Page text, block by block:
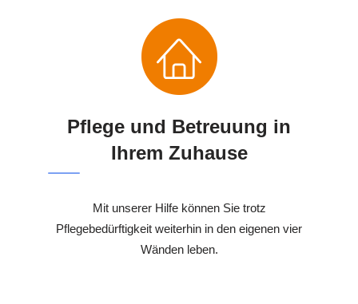
Pflege und Betreuung in
Ihrem Zuhause
Mit unserer Hilfe können Sie trotz
Pflegebedürftigkeit weiterhin in den eigenen vier
Wänden leben.